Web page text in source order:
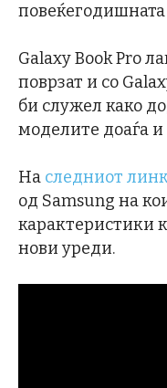
повеќегодишната
Galaxy Book Pro
поврзат и со
би служел како
моделите доаѓа и
На следниот
од Samsung на
карактеристики
нови уреди.